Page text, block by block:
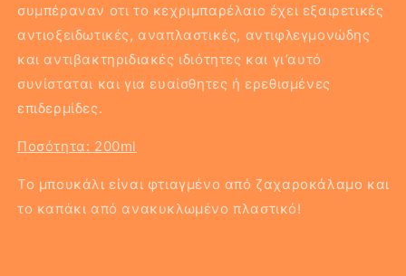
συμπέραναν οτι το κεχριμπαρέλαιο έχει εξαιρετικές
αντιοξειδωτικές, αναπλαστικές, αντιφλεγμονώδης
και αντιβακτηριδιακές ιδιότητες και γι’αυτό
συνίσταται και για ευαίσθητες ή ερεθισμένες
επιδερμίδες.
Ποσότητα: 200ml
Το μπουκάλι είναι φτιαγμένο από ζαχαροκάλαμο και
το καπάκι από ανακυκλωμένο πλαστικό!